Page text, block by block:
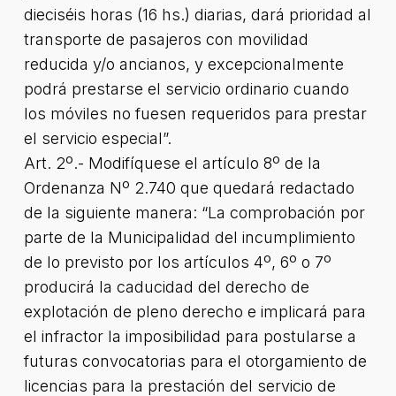
dieciséis horas (16 hs.) diarias, dará prioridad al
transporte de pasajeros con movilidad
reducida y/o ancianos, y excepcionalmente
podrá prestarse el servicio ordinario cuando
los móviles no fuesen requeridos para prestar
el servicio especial”.
Art. 2º.- Modifíquese el artículo 8º de la
Ordenanza Nº 2.740 que quedará redactado
de la siguiente manera: “La comprobación por
parte de la Municipalidad del incumplimiento
de lo previsto por los artículos 4º, 6º o 7º
producirá la caducidad del derecho de
explotación de pleno derecho e implicará para
el infractor la imposibilidad para postularse a
futuras convocatorias para el otorgamiento de
licencias para la prestación del servicio de